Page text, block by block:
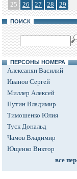
25
26 27 28 29
ПОИСК
ПЕРСОНЫ НОМЕРА
Алексанян Василий
Иванов Сергей
Миллер Алексей
Путин Владимир
Тимошенко Юлия
Туск Дональд
Чамов Владимир
Ющенко Виктор
все